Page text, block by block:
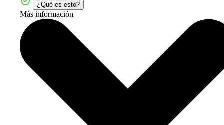
¿Qué es esto?
Más información